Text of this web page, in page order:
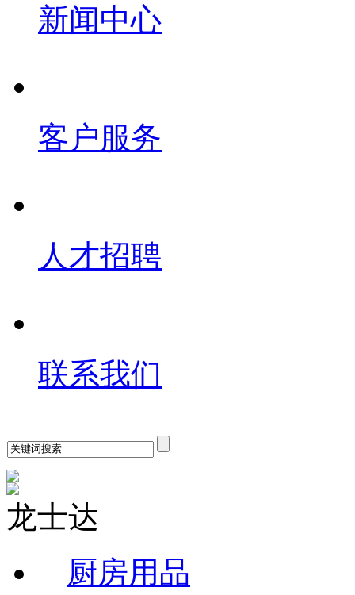
新闻中心
客户服务
人才招聘
联系我们
龙士达
厨房用品